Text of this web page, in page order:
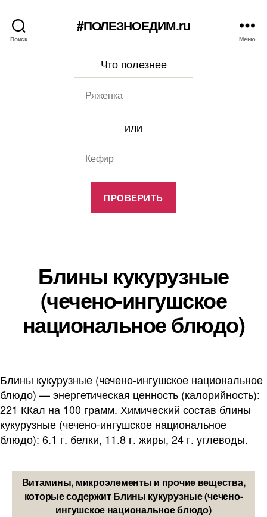
Поиск
#ПОЛЕЗНОЕДИМ.ru
Меню
Что полезнее
или
Блины кукурузные
(чечено-ингушское
национальное блюдо)
Блины кукурузные (чечено-ингушское национальное
блюдо) — энергетическая ценность (калорийность):
221 ККал на 100 грамм. Химический состав блины
кукурузные (чечено-ингушское национальное
блюдо): 6.1 г. белки, 11.8 г. жиры, 24 г. углеводы.
Витамины, микроэлементы и прочие вещества,
которые содержит Блины кукурузные (чечено-
ингушское национальное блюдо)